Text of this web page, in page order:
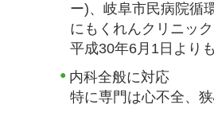
ー)、岐阜市民病院循
にもくれんクリニック
平成30年6月1日より
内科全般に対応
特に専門は心不全、